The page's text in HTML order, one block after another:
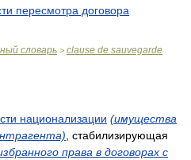
пересмотра договора
словарь > clause de sauvegarde
национализации (имущества
, стабилизирующая
права в договорах с